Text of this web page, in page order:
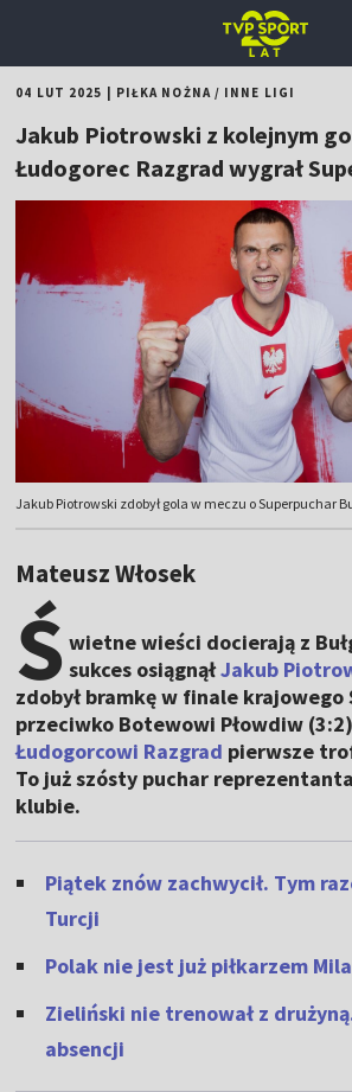
04 LUT 2025 PIŁKA NOŻNA/ INNE LIGI
Jakub Piotrowski z kolejnym
Łudogorec Razgrad wygrał
Jakub Piotrowski zdobył gola w meczu o Superpuchar
Mateusz Włosek
Ś wietne wieści docierają z
sukces osiągnąłJakub
zdobył bramkę w finale krajowego
przeciwko Botewowi Płowdiw
Łudogorcowi Razgrad pierwsze
To już szósty puchar
klubie.
Piątek znów zachwycił. Tym
Turcji
Polak nie jest już piłkarzem
Zieliński nie trenował z
absencji